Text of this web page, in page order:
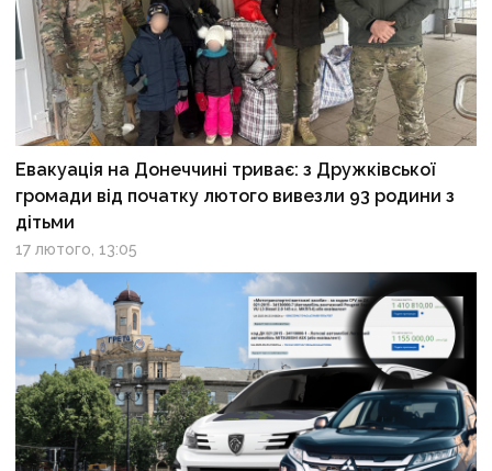
Евакуація на Донеччині триває: з Дружківської
громади від початку лютого вивезли 93 родини з
дітьми
17 лютого, 13:05